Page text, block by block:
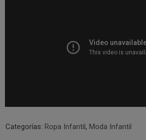
Categorías: Ropa Infantil, Moda Infantil